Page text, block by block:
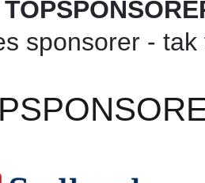
sponsorer - tak